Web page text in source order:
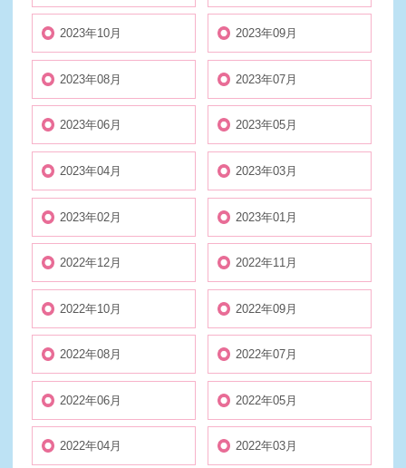
2023年10月 2023年09月
2023年08月 2023年07月
2023年06月 2023年05月
2023年04月 2023年03月
2023年02月 2023年01月
2022年12月 2022年11月
2022年10月 2022年09月
2022年08月 2022年07月
2022年06月 2022年05月
2022年04月 2022年03月